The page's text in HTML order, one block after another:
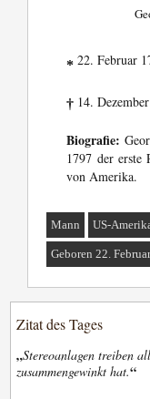
* 22. Februar
† 14.
Biografie:
1797 der erste
von Amerika.
Mann US-
Geboren 22.
Zitat des Tages
„Stereoanlagen treiben
zusammengewinkt hat.“